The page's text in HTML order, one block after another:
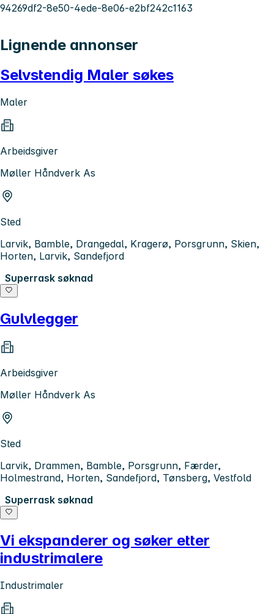
94269df2-8e50-4ede-8e06-e2bf242c1163
Lignende annonser
Selvstendig Maler søkes
Maler
Arbeidsgiver
Møller Håndverk As
Sted
Larvik, Bamble, Drangedal, Kragerø, Porsgrunn, Skien,
Horten, Larvik, Sandefjord
Superrask søknad
Gulvlegger
Arbeidsgiver
Møller Håndverk As
Sted
Larvik, Drammen, Bamble, Porsgrunn, Færder,
Holmestrand, Horten, Sandefjord, Tønsberg, Vestfold
Superrask søknad
Vi ekspanderer og søker etter
industrimalere
Industrimaler